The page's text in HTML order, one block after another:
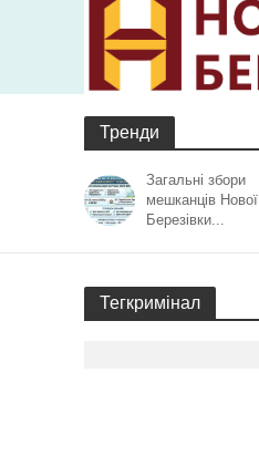
Тренди
Загальні збори
мешканців Нової
Березівки...
Тегкримінал